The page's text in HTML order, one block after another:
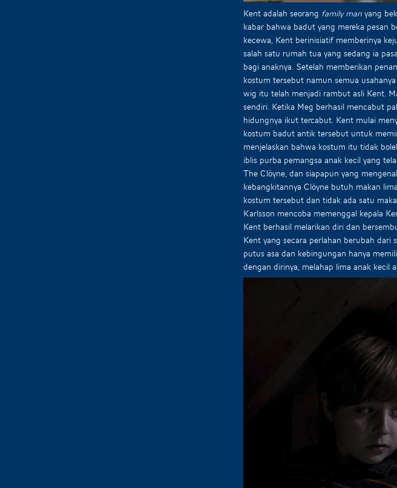
Kent adalah seorang family man yang
kabar bahwa badut yang mereka pesan
kecewa, Kent berinisiatif memberinya
salah satu rumah tua yang sedang ia
bagi anaknya. Setelah memberikan
kostum tersebut namun semua
wig itu telah menjadi rambut asli Kent.
sendiri. Ketika Meg berhasil mencabut
hidungnya ikut tercabut. Kent mulai
kostum badut antik tersebut untuk
menjelaskan bahwa kostum itu tidak
iblis purba pemangsa anak kecil yang
The Clöyne, dan siapapun yang
kebangkitannya Clöyne butuh makan
kostum tersebut dan tidak ada satu
Karlsson mencoba memenggal kepala
Kent berhasil melarikan diri dan
Kent yang secara perlahan berubah dari
putus asa dan kebingungan hanya
dengan dirinya, melahap lima anak kecil